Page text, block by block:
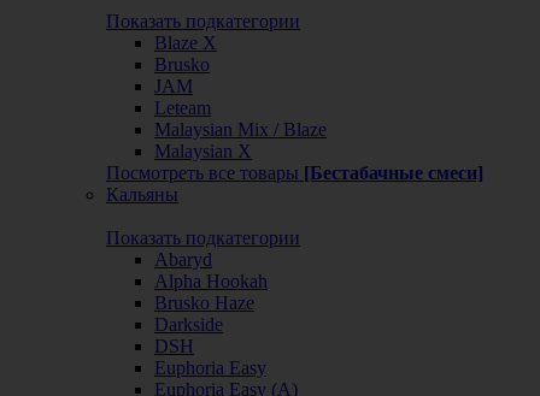
Показать подкатегории
Blaze X
Brusko
JAM
Leteam
Malaysian Mix / Blaze
Malaysian X
Посмотреть все товары [Бестабачные смеси]
Кальяны
Показать подкатегории
Abaryd
Alpha Hookah
Brusko Haze
Darkside
DSH
Euphoria Easy
Euphoria Easy (А)